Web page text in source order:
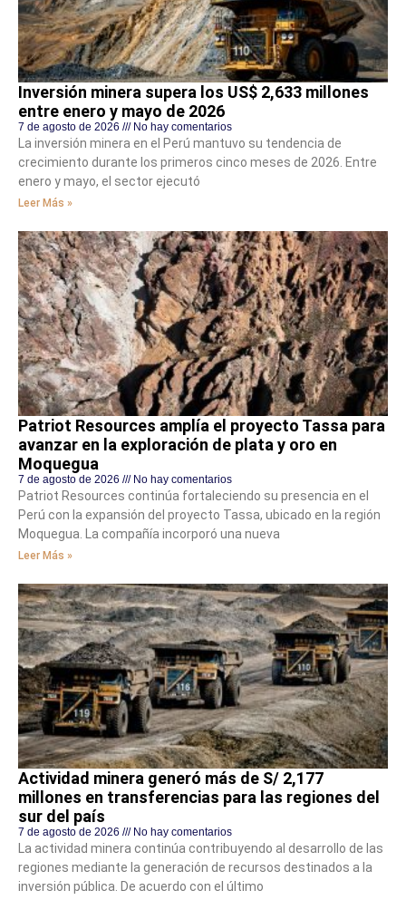
Inversión minera supera los US$ 2,633 millones
entre enero y mayo de 2026
7 de agosto de 2026 No hay comentarios
La inversión minera en el Perú mantuvo su tendencia de
crecimiento durante los primeros cinco meses de 2026. Entre
enero y mayo, el sector ejecutó
Leer Más »
Patriot Resources amplía el proyecto Tassa para
avanzar en la exploración de plata y oro en
Moquegua
7 de agosto de 2026 No hay comentarios
Patriot Resources continúa fortaleciendo su presencia en el
Perú con la expansión del proyecto Tassa, ubicado en la región
Moquegua. La compañía incorporó una nueva
Leer Más »
Actividad minera generó más de S/ 2,177
millones en transferencias para las regiones del
sur del país
7 de agosto de 2026 No hay comentarios
La actividad minera continúa contribuyendo al desarrollo de las
regiones mediante la generación de recursos destinados a la
inversión pública. De acuerdo con el último